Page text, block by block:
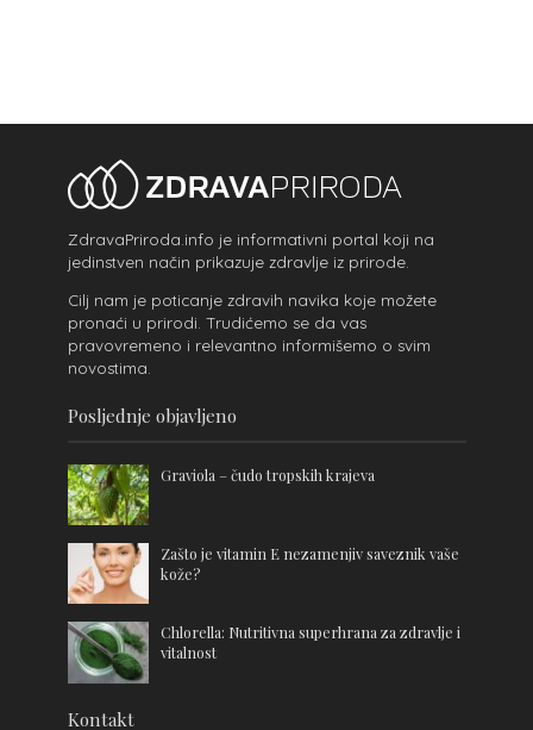
ZdravaPriroda.info je informativni portal koji na
jedinstven način prikazuje zdravlje iz prirode.
Cilj nam je poticanje zdravih navika koje možete
pronaći u prirodi. Trudićemo se da vas
pravovremeno i relevantno informišemo o svim
novostima.
Posljednje objavljeno
Graviola – čudo tropskih krajeva
Zašto je vitamin E nezamenjiv saveznik vaše
kože?
Chlorella: Nutritivna superhrana za zdravlje i
vitalnost
Kontakt